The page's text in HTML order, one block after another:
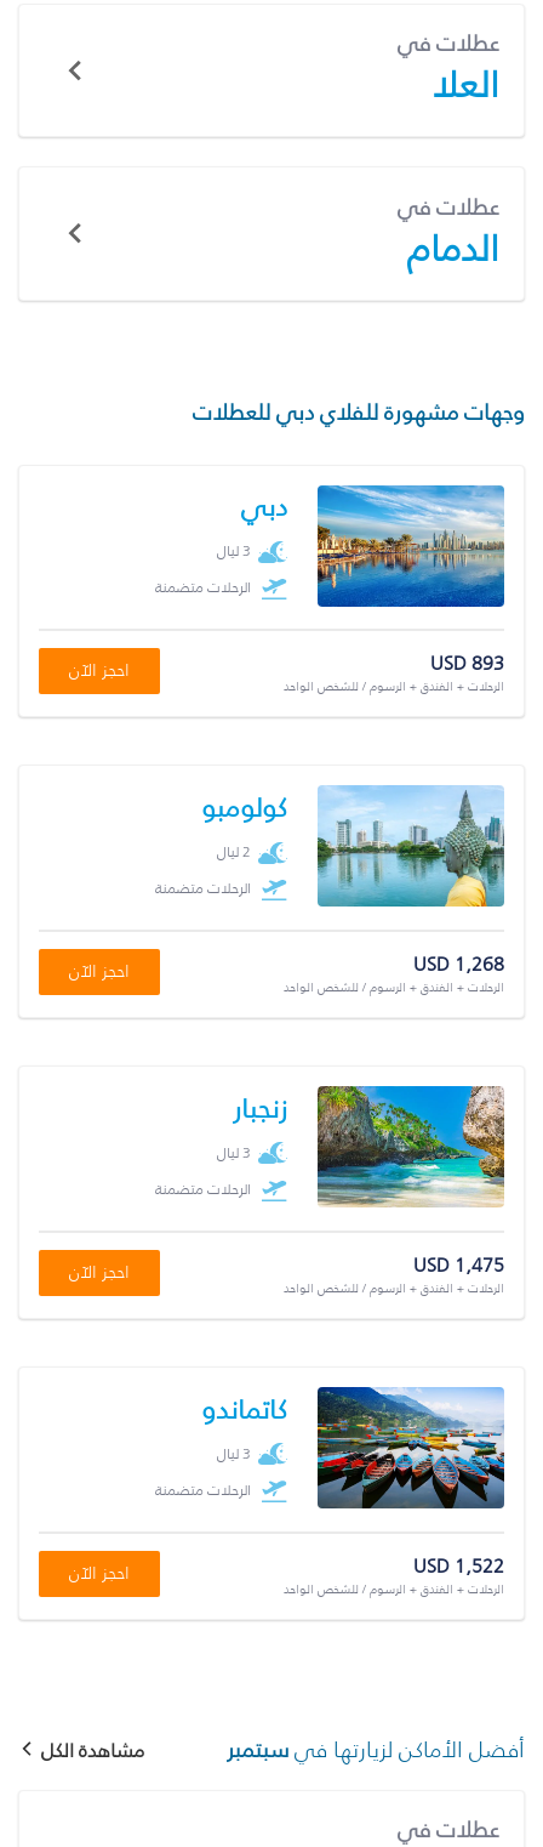
عطلات في
العلا
عطلات في
الدمام
وجهات مشهورة للفلاي دبي للعطلات
دبي
3 ليال
الرحلات متضمنة
USD 893
الرحلات + الفندق + الرسوم / للشخص الواحد
احجز الآن
كولومبو
2 ليال
الرحلات متضمنة
USD 1,268
الرحلات + الفندق + الرسوم / للشخص الواحد
احجز الآن
زنجبار
3 ليال
الرحلات متضمنة
USD 1,475
الرحلات + الفندق + الرسوم / للشخص الواحد
احجز الآن
كاتماندو
3 ليال
الرحلات متضمنة
USD 1,522
الرحلات + الفندق + الرسوم / للشخص الواحد
احجز الآن
أفضل الأماكن لزيارتها فيسبتمبر مشاهدة الكل
عطلات في